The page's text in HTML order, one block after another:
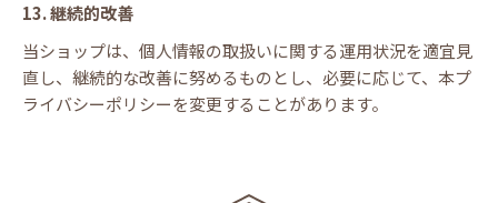
13. 継続的改善
当ショップは、個人情報の取扱いに関する運用状況を適宜見
直し、継続的な改善に努めるものとし、必要に応じて、本プ
ライバシーポリシーを変更することがあります。